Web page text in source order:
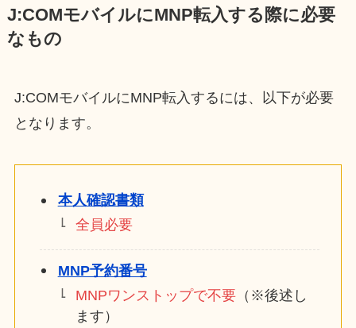
J:COMモバイルにMNP転入する際に必要
なもの
J:COMモバイルにMNP転入するには、以下が必要
となります。
本人確認書類
全員必要
MNP予約番号
MNPワンストップで不要 （※後述し
ます）